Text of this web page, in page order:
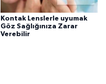
Kontak Lenslerle uyumak
Göz Sağlığınıza Zarar
Verebilir